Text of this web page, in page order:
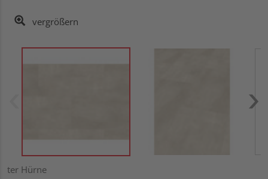
vergrößern
ter Hürne